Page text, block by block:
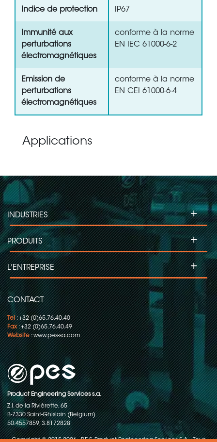
Indice de protection IP67
Immunité aux
perturbations
électromagnétiques
conforme à la norme
EN IEC 61000-6-2
Emission de
perturbations
électromagnétiques
conforme à la norme
EN CEI 61000-6-4
Applications
CONTACT
Tel: +32 (0)65.76.40.40
Fax: +32 (0)65.76.40.49
Website:www.pes-sa.com
Product Engineering Services s.a.
Z.I. de la Rivièrette, 65
B-7330 Saint-Ghislain (Belgium)
50.4557859, 3.8172828
INDUSTRIES +
PRODUITS +
L'ENTREPRISE +
Copyright © 2015-2026 - P.E.S. Product Engineering Services S.A. - Tous